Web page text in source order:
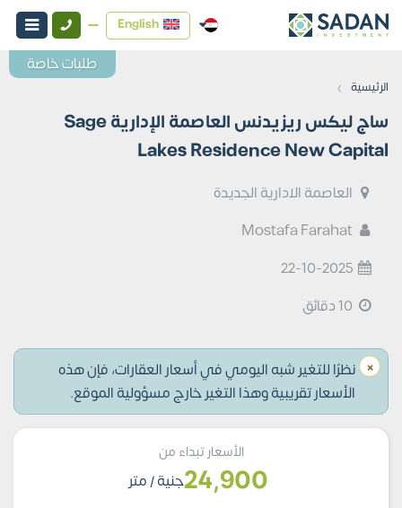
English
الرئيسية ›
ساج ليكس ريزيدنس العاصمة الإدارية Sage
Lakes Residence New Capital
العاصمة الادارية الجديدة
Mostafa Farahat
22-10-2025
× نظرًا للتغير شبه اليومي في أسعار العقارات، فإن هذه
الأسعار تقريبية وهذا التغير خارج مسؤولية الموقع.
الأسعار تبداء من
24,900جنية/ متر
طلبات خاصة